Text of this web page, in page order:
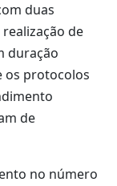
duas
de
duração
os protocolos
de
no número